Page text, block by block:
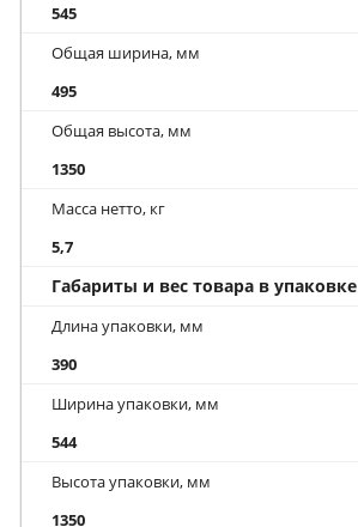
545
Общая ширина, мм
495
Общая высота, мм
1350
Масса нетто, кг
5,7
Габариты и вес товара в упаковке
Длина упаковки, мм
390
Ширина упаковки, мм
544
Высота упаковки, мм
1350